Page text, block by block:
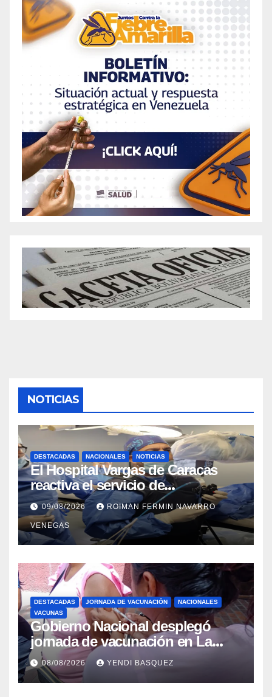
NOTICIAS
DESTACADAS NACIONALES NOTICIAS
El Hospital Vargas de Caracas
reactiva el servicio de
Colangiopancreatografía
Retrógrada Endoscópica para
beneficiar a cientos de pacientes
09/08/2026 ROIMAN FERMIN NAVARRO
VENEGAS
DESTACADAS JORNADA DE VACUNACIÓN
NACIONALES
VACUNAS
Gobierno Nacional desplegó
jornada de vacunación en La
Guaira para garantizar protección
epidemiológica
08/08/2026 YENDI BASQUEZ